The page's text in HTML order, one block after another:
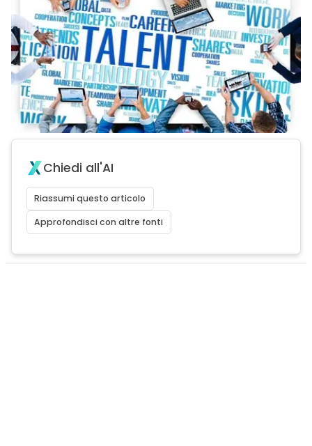
Chiedi all'AI
Riassumi questo articolo
Approfondisci con altre fonti